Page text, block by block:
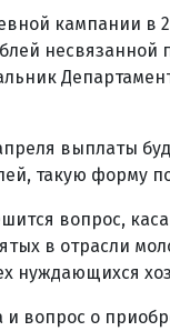
кампании в
выплаты
такую форму
вопрос,
в отрасли
нуждающихся
вопрос о